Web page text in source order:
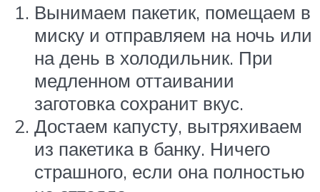
Вынимаем пакетик, помещаем в
миску и отправляем на ночь или
на день в холодильник. При
медленном оттаивании
заготовка сохранит вкус.
Достаем капусту, вытряхиваем
из пакетика в банку. Ничего
страшного, если она полностью